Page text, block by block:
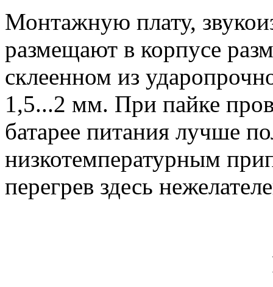
Монтажную плату,
размещают в корпусе
склеенном из
1,5...2 мм. При пайке
батарее питания лучше
низкотемпературным
перегрев здесь